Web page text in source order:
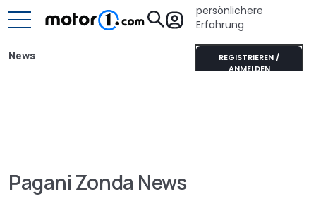
persönlichere
Erfahrung
REGISTRIEREN /
ANMELDEN
News
Pagani Zonda News